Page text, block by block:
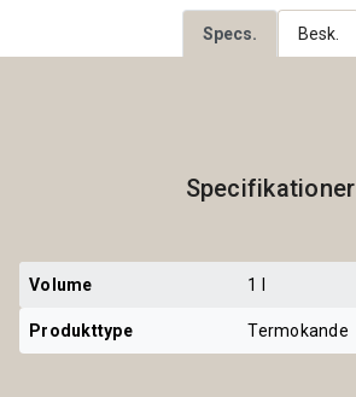
Specs. Besk.
Specifikationer
Volume 1 l
Produkttype Termokande